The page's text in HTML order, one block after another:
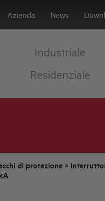
Azienda News
Industriale
Residenziale
di protezione >